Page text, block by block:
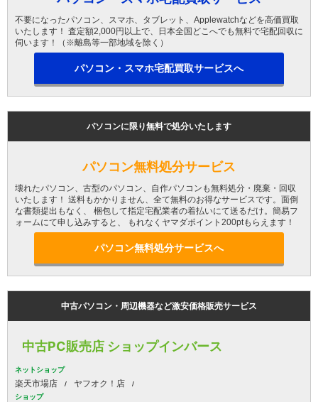
不要になったパソコン、スマホ、タブレット、Applewatchなどを高価買取
いたします！ 査定額2,000円以上で、日本全国どこへでも無料で宅配回収に
伺います！（※離島等一部地域を除く）
パソコン・スマホ宅配買取サービスへ
パソコンに限り無料で処分いたします
パソコン無料処分サービス
壊れたパソコン、古型のパソコン、自作パソコンも無料処分・廃棄・回収
いたします！ 送料もかかりません、全て無料のお得なサービスです。面倒
な書類提出もなく、 梱包して指定宅配業者の着払いにて送るだけ。簡易フ
ォームにて申し込みすると、 もれなくヤマダポイント200ptもらえます！
パソコン無料処分サービスへ
中古パソコン・周辺機器など激安価格販売サービス
中古PC販売店 ショップインバース
ネットショップ
楽天市場店 ヤフオク！店
ショップ